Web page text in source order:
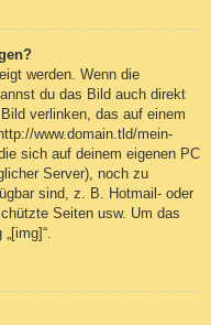
werden. Wenn die
du das Bild auch direkt
verlinken, das auf einem
www.domain.tld/mein-
sich auf deinem eigenen PC
Server), noch zu
sind, z. B. Hotmail- oder
Seiten usw. Um das